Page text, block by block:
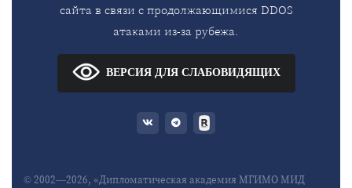
сайта в связи с продолжающимися DDOS
атаками из-за рубежа.
ВЕРСИЯ ДЛЯ СЛАБОВИДЯЩИХ
© 2002—2026, «Дипломатическая академия МГИМО МИД